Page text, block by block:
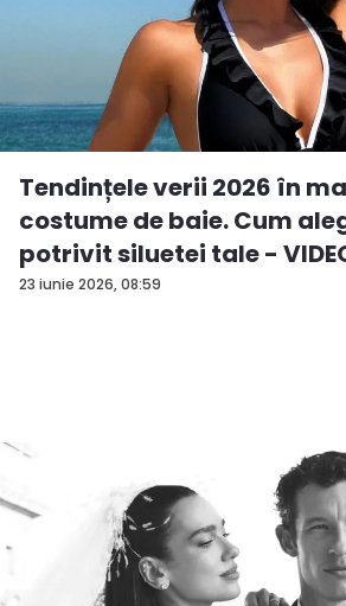
23 iunie 2026, 08:59
Tendințele verii 2026 în
costume de baie. Cum
potrivit siluetei tale -